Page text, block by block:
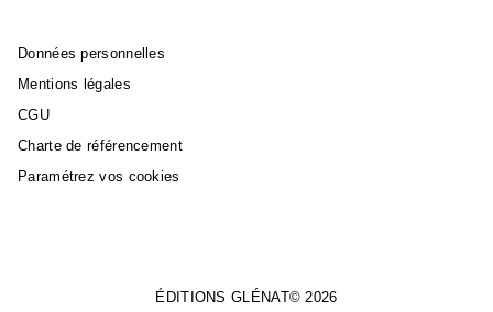
Données personnelles
Mentions légales
CGU
Charte de référencement
Paramétrez vos cookies
ÉDITIONS GLÉNAT© 2026